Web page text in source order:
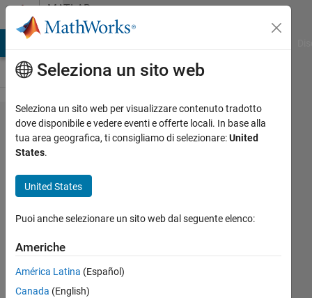
Vai al contenutoMATLAB
Answers
Problem
with
simulink
diagram
in
discrete
mode
Seleziona un sito web
Seleziona un sito web per visualizzare contenuto tradotto
dove disponibile e vedere eventi e offerte locali. In base alla
tua area geografica, ti consigliamo di selezionare:United
States.
United States
Puoi anche selezionare un sito web dal seguente elenco:
Americhe
América Latina (Español)
Canada (English)